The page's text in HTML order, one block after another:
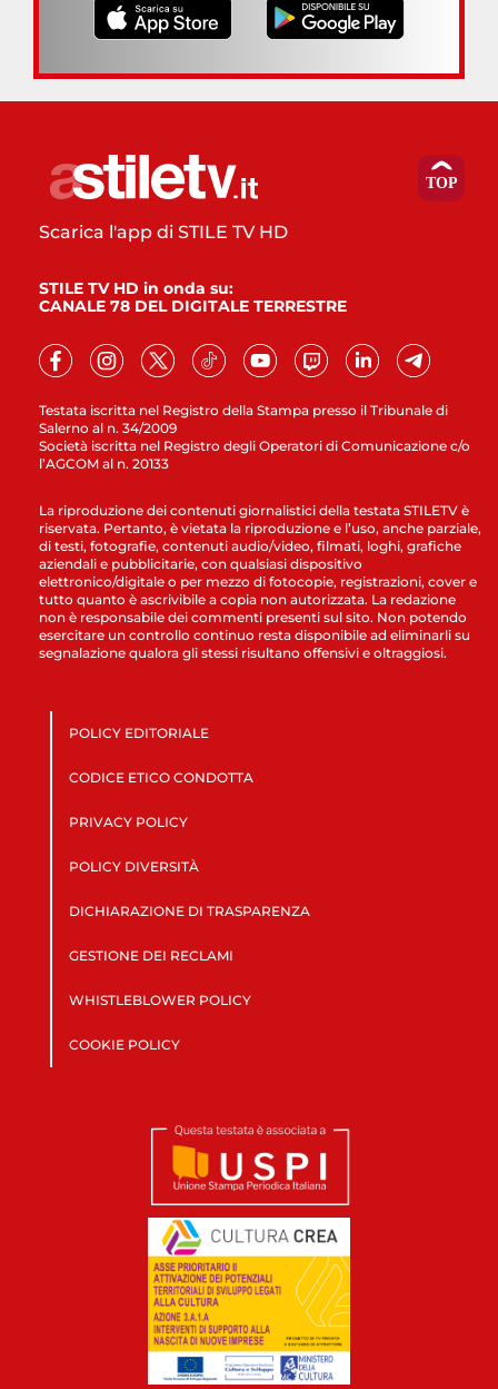
Testata iscritta nel Registro della Stampa presso il Tribunale di
Salerno al n. 34/2009
Società iscritta nel Registro degli Operatori di Comunicazione c/o
l’AGCOM al n. 20133
Scarica l'app di STILE TV HD
STILE TV HD in onda su:
CANALE 78 DEL DIGITALE TERRESTRE
La riproduzione dei contenuti giornalistici della testata STILETV è
riservata. Pertanto, è vietata la riproduzione e l’uso, anche parziale,
di testi, fotografie, contenuti audio/video, filmati, loghi, grafiche
aziendali e pubblicitarie, con qualsiasi dispositivo
elettronico/digitale o per mezzo di fotocopie, registrazioni, cover e
tutto quanto è ascrivibile a copia non autorizzata. La redazione
non è responsabile dei commenti presenti sul sito. Non potendo
esercitare un controllo continuo resta disponibile ad eliminarli su
segnalazione qualora gli stessi risultano offensivi e oltraggiosi.
POLICY EDITORIALE
CODICE ETICO CONDOTTA
PRIVACY POLICY
POLICY DIVERSITÀ
DICHIARAZIONE DI TRASPARENZA
GESTIONE DEI RECLAMI
WHISTLEBLOWER POLICY
COOKIE POLICY